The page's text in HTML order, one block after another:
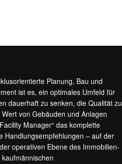
Planung, Bau und
ist es, ein optimales Umfeld für
dauerhaft zu senken, die Qualität zu
von Gebäuden und Anlagen
Manager“ das komplette
Handlungsempfehlungen – auf der
operativen Ebene des Immobilien-